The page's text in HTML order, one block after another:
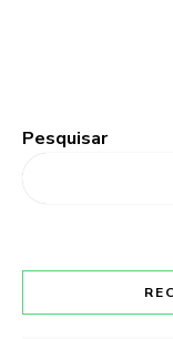
Pesquisar